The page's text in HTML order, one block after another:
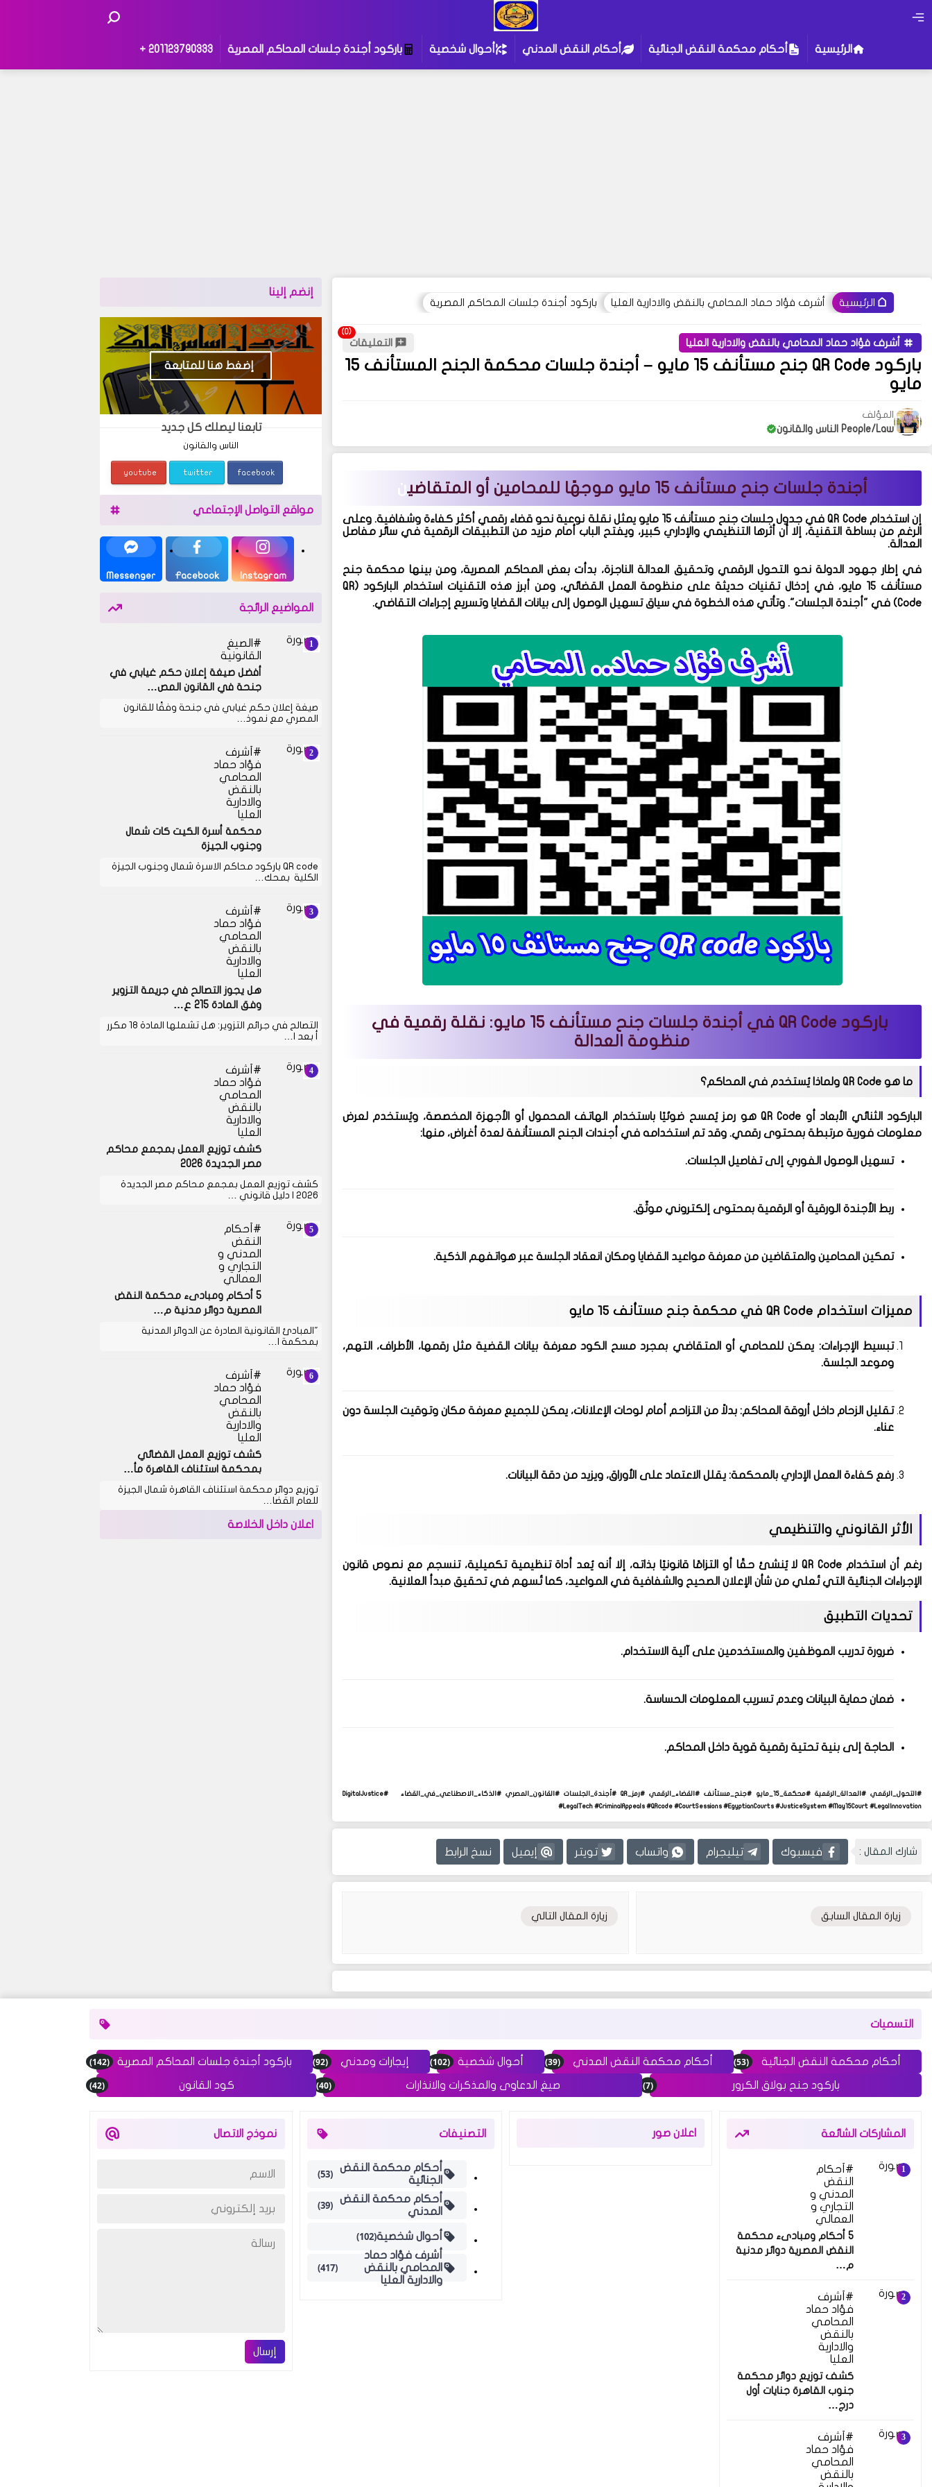
الرئيسية أحكام محكمة النقض الجنائية أحكام النقض المدني أحوال شخصية باركود أجندة جلسات المحاكم المصرية 201123790333 +
الرئيسية أشرف فؤاد حماد المحامي بالنقض والادارية العليا باركود أجندة جلسات المحاكم المصرية
أشرف فؤاد حماد المحامي بالنقض والادارية العليا التعليقات
باركود QR Code جنح مستأنف 15 مايو – أجندة جلسات محكمة الجنح المستأنف 15
مايو
المؤلف
People/Law الناس والقانون
أجندة جلسات جنح مستأنف 15 مايو موجهًا للمحامين أو المتقاضي ن
إن استخدامQR Code في جدول جلسات جنح مستأنف 15 مايو يمثل نقلة نوعية نحو قضاء رقمي أكثر كفاءة وشفافية. وعلى
الرغم من بساطة التقنية، إلا أن أثرها التنظيمي والإداري كبير، ويفتح الباب أمام مزيد من التطبيقات الرقمية في سائر مفاصل
العدالة.
في إطار جهود الدولة نحو التحول الرقمي وتحقيق العدالة الناجزة، بدأت بعض المحاكم المصرية، ومن بينها محكمة جنح
مستأنف 15 مايو
، في إدخال تقنيات حديثة على منظومة العمل القضائي، ومن أبرز هذه التقنيات
استخدام الباركود (QR
Code)
في "أجندة الجلسات". وتأتي هذه الخطوة في سياق تسهيل الوصول إلى بيانات القضايا وتسريع إجراءات التقاضي.
باركود
QR Code في أجندة جلسات جنح مستأنف 15 مايو: نقلة رقمية في
منظومة العدالة
ما هو QR Code ولماذا يُستخدم في المحاكم؟
الباركود الثنائي الأبعاد أو QR Code هو رمز يُمسح ضوئيًا باستخدام الهاتف المحمول أو الأجهزة المخصصة، ويُستخدم لعرض
معلومات فورية مرتبطة بمحتوى رقمي. وقد تم استخدامه في أجندات الجنح المستأنفة لعدة أغراض، منها:
تسهيل الوصول الفوري إلى تفاصيل الجلسات.
ربط الأجندة الورقية أو الرقمية بمحتوى إلكتروني موثّق.
تمكين المحامين والمتقاضين من معرفة مواعيد القضايا ومكان انعقاد الجلسة عبر هواتفهم الذكية.
مميزات استخدام QR Code في محكمة جنح مستأنف 15 مايو
تبسيط الإجراءات: يمكن للمحامي أو المتقاضي بمجرد مسح الكود معرفة بيانات القضية مثل رقمها، الأطراف، التهم،
وموعد الجلسة.
تقليل الزحام داخل أروقة المحاكم: بدلاً من التزاحم أمام لوحات الإعلانات، يمكن للجميع معرفة مكان وتوقيت الجلسة دون
عناء.
رفع كفاءة العمل الإداري بالمحكمة: يقلل الاعتماد على الأوراق، ويزيد من دقة البيانات.
الأثر القانوني والتنظيمي
رغم أن استخدام QR Code لا يُنشئ حقًا أو التزامًا قانونيًا بذاته، إلا أنه يُعد أداة تنظيمية تكميلية، تنسجم مع نصوص قانون
الإجراءات الجنائية التي تُعلي من شأن الإعلان الصحيح والشفافية في المواعيد، كما تُسهم في تحقيق مبدأ العلانية.
تحديات التطبيق
ضرورة تدريب الموظفين والمستخدمين على آلية الاستخدام.
ضمان حماية البيانات وعدم تسريب المعلومات الحساسة.
الحاجة إلى بنية تحتية رقمية قوية داخل المحاكم.
#التحول_الرقمي #العدالة_الرقمية #محكمة_15_مايو #جنح_مستأنف #القضاء_الرقمي #رمز_QR #أجندة_الجلسات #القانون_المصري #الذكاء_الاصطناعي_في_القضاء #DigitalJustice
#LegalTech #CriminalAppeals #QRcode #CourtSessions #EgyptianCourts #JusticeSystem #May15Court #LegalInnovation
شارك المقال : فيسبوك تيليجرام واتساب تويتر إيميل نسخ الرابط
زيارة المقال السابق زيارة المقال التالي
إنضم إلينا
إضغط هنا للمتابعة
تابعنا ليصلك كل جديد
الناس والقانون
facebook
twitter
youtube
مواقع التواصل الإجتماعي
Instagram
Facebook
Messenger
المواضيع الرائجة
الصيغ
القانونية
أفضل صيغة إعلان حكم غيابي في
جنحة في القانون المص…
صيغة إعلان حكم غيابي في جنحة وفقًا للقانون
المصري مع نموذ…
أشرف
فؤاد حماد
المحامي
بالنقض
والادارية
العليا
محكمة أسرة الكيت كات شمال
وجنوب الجيزة
QR code باركود محاكم الاسرة شمال وجنوب الجيزة
الكلية بمحك…
أشرف
فؤاد حماد
المحامي
بالنقض
والادارية
العليا
هل يجوز التصالح في جريمة التزوير
وفق المادة 215 ع…
التصالح في جرائم التزوير: هل تشملها المادة 18 مكرر
أ بعد ا…
أشرف
فؤاد حماد
المحامي
بالنقض
والادارية
العليا
كشف توزيع العمل بمجمع محاكم
مصر الجديدة 2026
كشف توزيع العمل بمجمع محاكم مصر الجديدة
2026 | دليل قانوني …
أحكام
النقض
المدني و
التجاري و
العمالي
5 أحكام ومبادىء محكمة النقض
المصرية دوائر مدنية م…
"المبادئ القانونية الصادرة عن الدوائر المدنية
بمحكمة ا…
أشرف
فؤاد حماد
المحامي
بالنقض
والادارية
العليا
كشف توزيع العمل القضائي
بمحكمة استئناف القاهرة مأ…
توزيع دوائر محكمة استئناف القاهرة شمال الجيزة
للعام القضا…
اعلان داخل الخلاصة
التسميات
أحكام محكمة النقض الجنائية (53) أحكام محكمة النقض المدني (39) أحوال شخصية (102) إيجارات ومدني (92) باركود أجندة جلسات المحاكم المصرية (142)
باركود جنح بولاق الكرور (7) صيغ الدعاوى والمذكرات والانذارات (40) كود القانون (42)
المشاركات الشائعة
أحكام
النقض
المدني و
التجاري و
العمالي
5 أحكام ومبادىء محكمة
النقض المصرية دوائر مدنية
م…
أشرف
فؤاد حماد
المحامي
بالنقض
والادارية
العليا
كشف توزيع دوائر محكمة
جنوب القاهرة جنايات أول
درج…
أشرف
فؤاد حماد
المحامي
بالنقض
اعلان صور التصنيفات
أحكام محكمة النقض
الجنائية
(53)
أحكام محكمة النقض
المدني
(39)
أحوال شخصية(102)
أشرف فؤاد حماد
المحامي بالنقض
والادارية العليا
(417)
نموذج الاتصال
إرسال